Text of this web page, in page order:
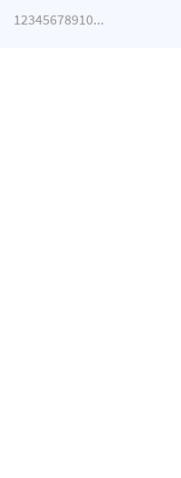
12345678910...